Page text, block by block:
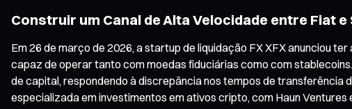
Construir um Canal de Alta Velocidade entre Fiat
Em 26 de março de 2026, a startup de liquidação FX XFX anunciou
capaz de operar tanto com moedas fiduciárias como com
de capital, respondendo à discrepância nos tempos de transferência
especializada em investimentos em ativos cripto, com Haun